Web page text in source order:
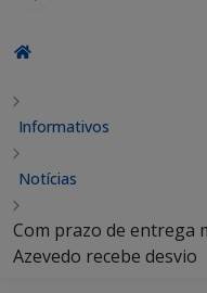
Informativos
Notícias
Com prazo de entrega
Azevedo recebe desvio